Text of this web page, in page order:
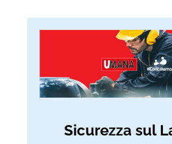
Sicurezza sul